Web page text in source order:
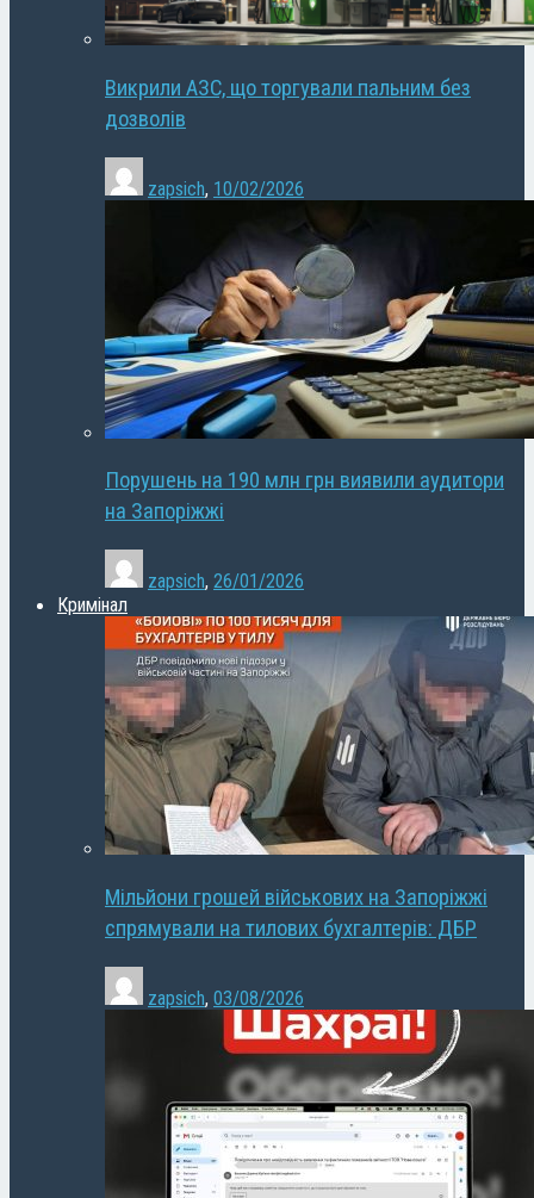
Викрили АЗС, що торгували пальним без
дозволів
zapsich, 10/02/2026
Порушень на 190 млн грн виявили аудитори
на Запоріжжі
zapsich, 26/01/2026
Кримінал
Мільйони грошей військових на Запоріжжі
спрямували на тилових бухгалтерів: ДБР
zapsich, 03/08/2026